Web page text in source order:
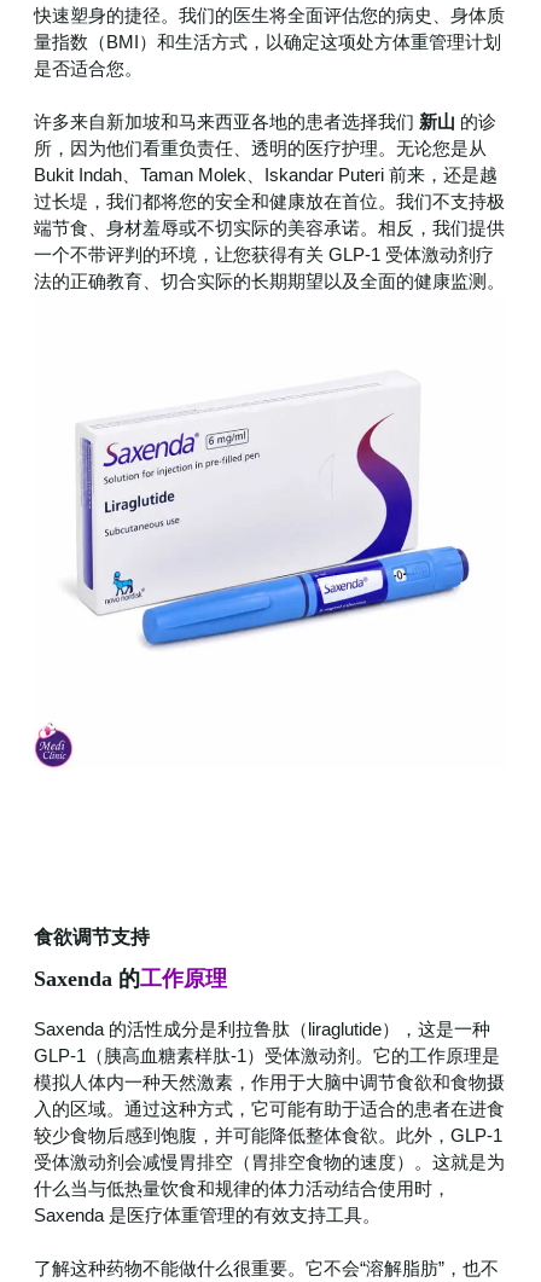
快速塑身的捷径。我们的医生将全面评估您的病史、身体质
量指数（BMI）和生活方式，以确定这项处方体重管理计划
是否适合您。
许多来自新加坡和马来西亚各地的患者选择我们 新山 的诊
所，因为他们看重负责任、透明的医疗护理。无论您是从
Bukit Indah、Taman Molek、Iskandar Puteri 前来，还是越
过长堤，我们都将您的安全和健康放在首位。我们不支持极
端节食、身材羞辱或不切实际的美容承诺。相反，我们提供
一个不带评判的环境，让您获得有关 GLP-1 受体激动剂疗
法的正确教育、切合实际的长期期望以及全面的健康监测。
食欲调节支持
Saxenda 的工作原理
Saxenda 的活性成分是利拉鲁肽（liraglutide），这是一种
GLP-1（胰高血糖素样肽-1）受体激动剂。它的工作原理是
模拟人体内一种天然激素，作用于大脑中调节食欲和食物摄
入的区域。通过这种方式，它可能有助于适合的患者在进食
较少食物后感到饱腹，并可能降低整体食欲。此外，GLP-1
受体激动剂会减慢胃排空（胃排空食物的速度）。这就是为
什么当与低热量饮食和规律的体力活动结合使用时，
Saxenda 是医疗体重管理的有效支持工具。
了解这种药物不能做什么很重要。它不会“溶解脂肪”，也不